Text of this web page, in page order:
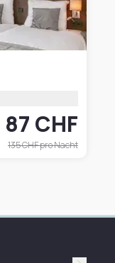
87 CHF
135 CHFpro Nacht